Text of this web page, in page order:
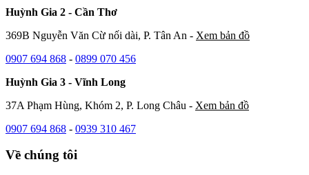
Huỳnh Gia 2 - Cần Thơ
369B Nguyễn Văn Cừ nối dài, P. Tân An - Xem bản đồ
0907 694 868 - 0899 070 456
Huỳnh Gia 3 - Vĩnh Long
37A Phạm Hùng, Khóm 2, P. Long Châu - Xem bản đồ
0907 694 868 - 0939 310 467
Về chúng tôi